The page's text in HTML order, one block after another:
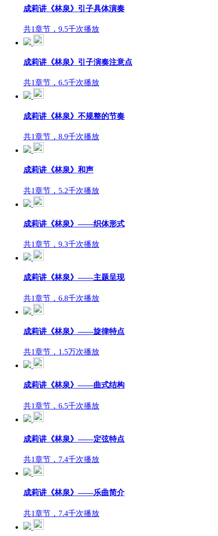
成莉讲《林泉》引子具体演奏
共1章节，9.5千次播放
成莉讲《林泉》引子演奏注意点
共1章节，6.5千次播放
成莉讲《林泉》不规整的节奏
共1章节，8.9千次播放
成莉讲《林泉》和声
共1章节，5.2千次播放
成莉讲《林泉》——织体形式
共1章节，9.3千次播放
成莉讲《林泉》——主题呈现
共1章节，6.8千次播放
成莉讲《林泉》——旋律特点
共1章节，1.5万次播放
成莉讲《林泉》——曲式结构
共1章节，6.5千次播放
成莉讲《林泉》——定弦特点
共1章节，7.4千次播放
成莉讲《林泉》——乐曲简介
共1章节，7.4千次播放